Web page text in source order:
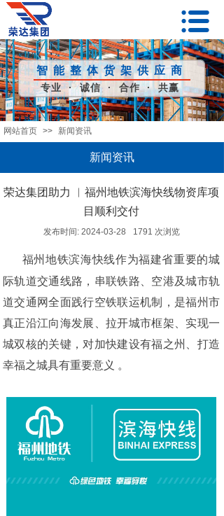
智能整体货架供应商
专业 · 诚信 · 合作 · 共赢
网站首页 >> 新闻资讯
新闻资讯
荣达集团助力 ︱福州地铁滨海快线物资库项
目顺利交付
发布时间: 2024-03-28 1791 次浏览
福州地铁滨海快线作为福建省重要的城
际轨道交通线路，串联铁路、空港及城市轨
道交通网全面践行空铁联运机制，是福州市
真正沿江向海发展、拉开城市框架、实现一
城双核的关键，对加快建设有福之州、打造
幸福之城具有重要意义 。